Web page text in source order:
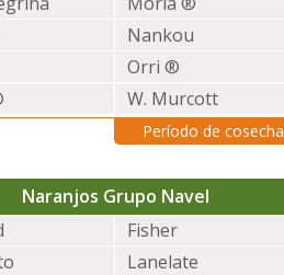
Nankou
Orri ®
W. Murcott
Período de cosecha
Naranjos Grupo Navel
Fisher
Lanelate